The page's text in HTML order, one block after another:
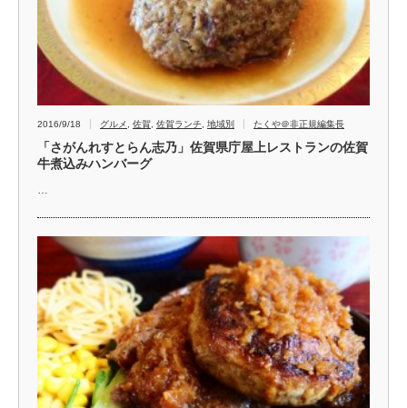
2016/9/18 グルメ 佐賀 佐賀ランチ 地域別 たくや＠非正規編集長
「さがんれすとらん志乃」佐賀県庁屋上レストランの佐賀
牛煮込みハンバーグ